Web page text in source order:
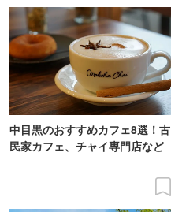
中目黒のおすすめカフェ8選！古
民家カフェ、チャイ専門店など